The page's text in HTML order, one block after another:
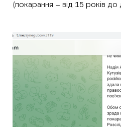
(покарання – від 15 років до